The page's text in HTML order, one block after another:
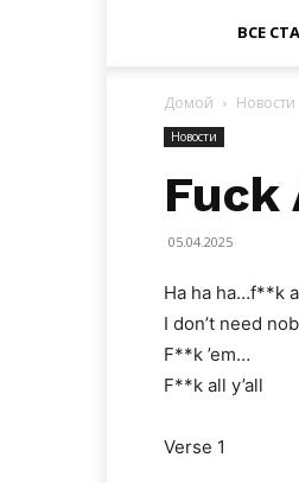
ВСЕ
Домой Новости
Новости
Fuck
05.04.2025
Ha ha ha…f**k
I don’t need
F**k ’em…
F**k all y’all
Verse 1